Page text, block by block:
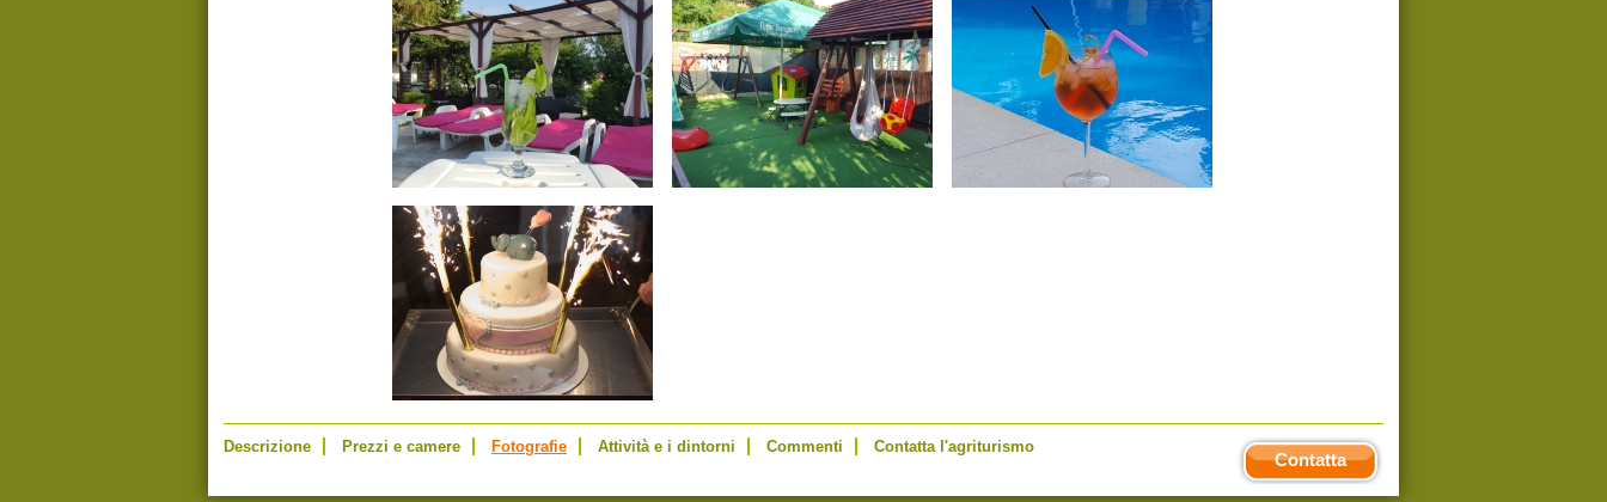
Descrizione Prezzi e camere Fotografie Attività e i dintorni Commenti Contatta l'agriturismo
Contatta